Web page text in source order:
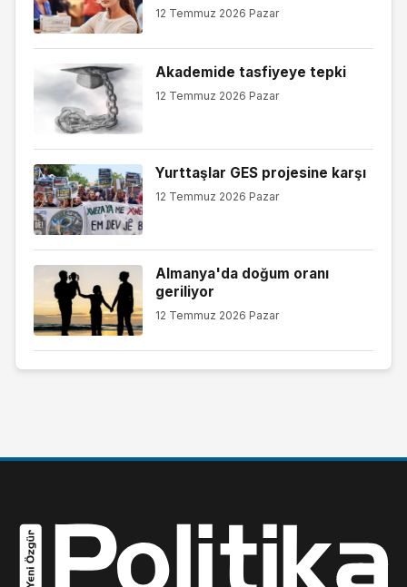
12 Temmuz 2026 Pazar
Akademide tasfiyeye tepki
12 Temmuz 2026 Pazar
Yurttaşlar GES projesine karşı
12 Temmuz 2026 Pazar
Almanya'da doğum oranı
geriliyor
12 Temmuz 2026 Pazar